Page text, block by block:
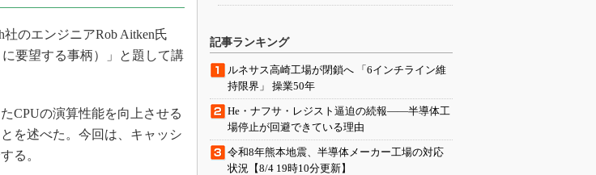
のエンジニアRob Aitken氏
に要望する事柄）」と題して講
CPUの演算性能を向上させる
を述べた。今回は、キャッシ
る。
記事ランキング
ルネサス高崎工場が閉鎖へ 「6インチライン維
持限界」 操業50年
He・ナフサ・レジスト逼迫の続報――半導体工
場停止が回避できている理由
令和8年熊本地震、半導体メーカー工場の対応
状況【8/4 19時10分更新】